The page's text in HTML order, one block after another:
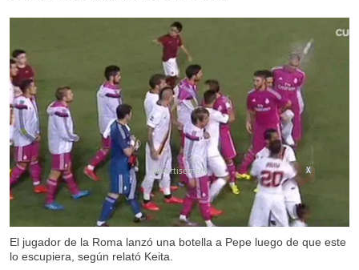
El jugador de la Roma lanzó una botella a Pepe luego de que este
lo escupiera, según relató Keita.
X